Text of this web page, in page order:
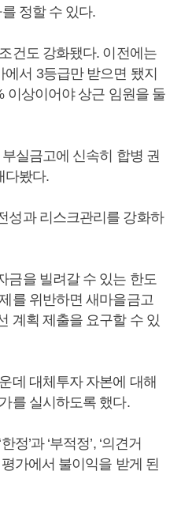
정할 수 있다.
건도 강화됐다. 이전에는
서 3등급만 받으면 됐지
이상이어야 상근 임원을 둘
실금고에 신속히 합병 권
다봤다.
성과 리스크관리를 강화하
금을 빌려갈 수 있는 한도
를 위반하면 새마을금고
계획 제출을 요구할 수 있
데 대체투자 자본에 대해
를 실시하도록 했다.
’과 ‘부적정’, ‘의견거
가에서 불이익을 받게 된